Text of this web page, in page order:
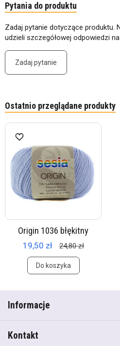
Pytania do produktu
Zadaj pytanie dotyczące produktu.
udzieli szczegółowej odpowiedzi
Zadaj pytanie
Ostatnio przeglądane produkty
Origin 1036 błękitny
19,50 zł 24,80 zł
Do koszyka
Informacje
Kontakt